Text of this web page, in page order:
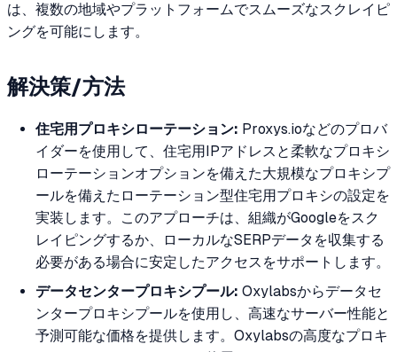
は、複数の地域やプラットフォームでスムーズなスクレイピ
ングを可能にします。
解決策/方法
住宅用プロキシローテーション: Proxys.ioなどのプロバ
イダーを使用して、住宅用IPアドレスと柔軟なプロキシ
ローテーションオプションを備えた大規模なプロキシプ
ールを備えたローテーション型住宅用プロキシの設定を
実装します。このアプローチは、組織がGoogleをスク
レイピングするか、ローカルなSERPデータを収集する
必要がある場合に安定したアクセスをサポートします。
データセンタープロキシプール: Oxylabsからデータセ
ンタープロキシプールを使用し、高速なサーバー性能と
予測可能な価格を提供します。Oxylabsの高度なプロキ